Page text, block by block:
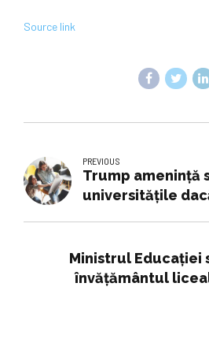
Source link
PREVIOUS
Trump amenință
universitățile
Ministrul Educației
învățământul